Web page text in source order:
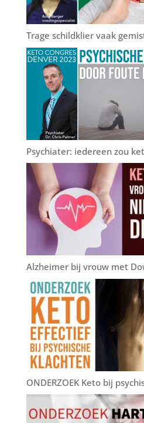
Trage schildklier vaak
Psychiater: iedereen zou
Alzheimer bij vrouw met
ONDERZOEK Keto bij